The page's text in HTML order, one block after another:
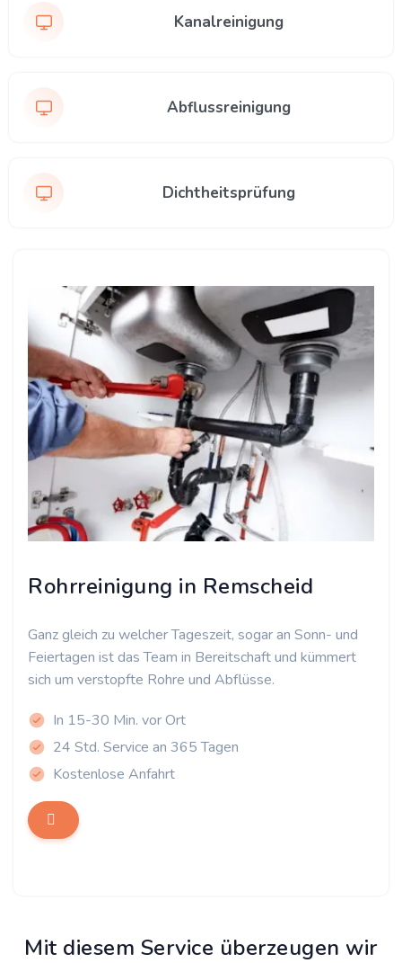
Kanalreinigung
Abflussreinigung
Dichtheitsprüfung
Rohrreinigung in Remscheid
Ganz gleich zu welcher Tageszeit, sogar an Sonn- und
Feiertagen ist das Team in Bereitschaft und kümmert
sich um verstopfte Rohre und Abflüsse.
In 15-30 Min. vor Ort
24 Std. Service an 365 Tagen
Kostenlose Anfahrt
Mit diesem Service überzeugen wir